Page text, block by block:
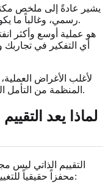
رسمي، وغالباً ما يكون جزءاً من مراجعة الأداء في العمل.
أي التفكير في
لأغلب الأغراض
المنظمة من التأمل الذاتي، والمصممة لإنتاج استنتاجات واضحة.
لماذا يعد
التقييم الذاتي
محفزاً حقيقياً للتغيير. إليك الأسباب الرئيسية التي تجعله مهماً: